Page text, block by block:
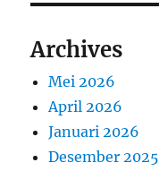
Archives
Mei 2026
April 2026
Januari 2026
Desember 2025